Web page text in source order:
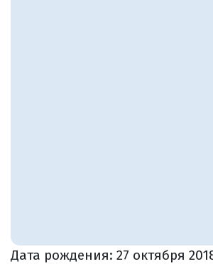
Дата рождения: 27 октября